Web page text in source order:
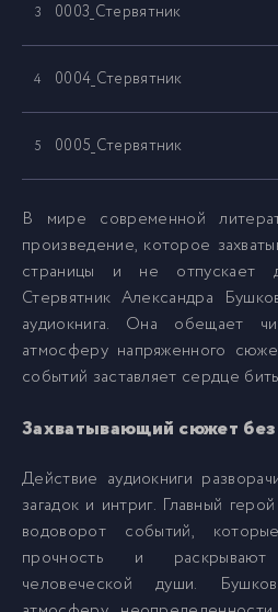
3 0003_Стервятник
4 0004_Стервятник
5 0005_Стервятник
0006_Стервятник
7 0007_Стервятник
8 0008_Стервятник
10 0010_Стервятник
В мире современной
произведение, которое
страницы и не отпускает
Стервятник Александра
аудиокнига. Она обещает
атмосферу напряженного
событий заставляет сердце
Захватывающий сюжет
Действие аудиокниги
загадок и интриг. Главный
водоворот событий,
прочность и
человеческой души.